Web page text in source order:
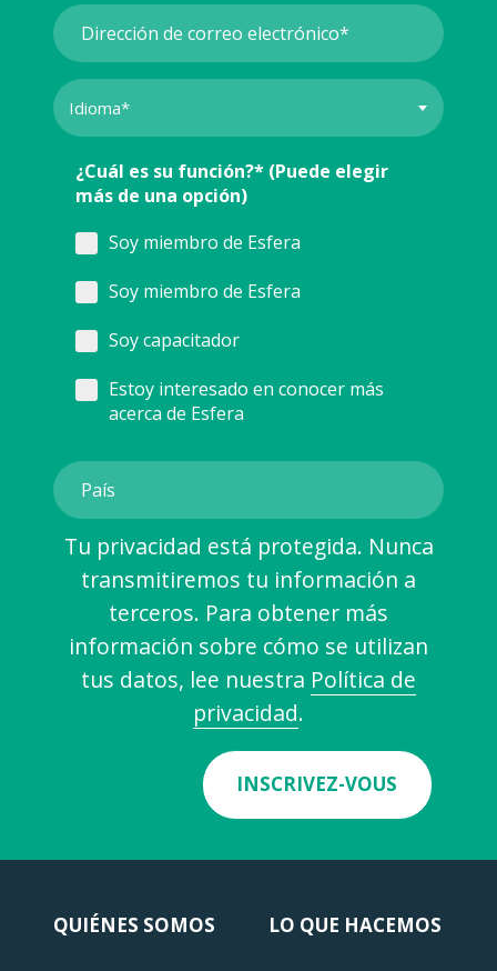
¿Cuál es su función?* (Puede elegir
más de una opción)
Soy miembro de Esfera
Soy miembro de Esfera
Soy capacitador
Estoy interesado en conocer más
acerca de Esfera
Tu privacidad está protegida. Nunca
transmitiremos tu información a
terceros. Para obtener más
información sobre cómo se utilizan
tus datos, lee nuestra Política de
privacidad.
INSCRIVEZ-VOUS
QUIÉNES SOMOS LO QUE HACEMOS